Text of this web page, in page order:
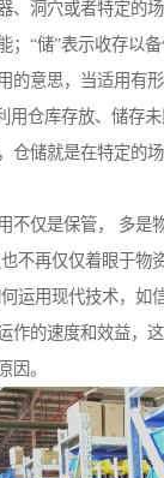
、洞穴或者特定的
；“储”表示收存以
的意思，当适用有
用仓库存放、储存
仓储就是在特定的
不仅是保管， 多是
不再仅仅着眼于物
运用现代技术，如
作的速度和效益，
因。